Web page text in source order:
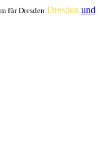
für Dresden Dresden und